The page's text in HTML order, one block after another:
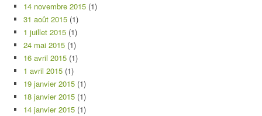
14 novembre 2015 (1)
31 août 2015 (1)
1 juillet 2015 (1)
24 mai 2015 (1)
16 avril 2015 (1)
1 avril 2015 (1)
19 janvier 2015 (1)
18 janvier 2015 (1)
14 janvier 2015 (1)